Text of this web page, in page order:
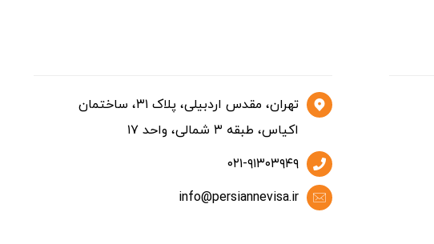
تهران، مقدس اردبیلی، پلاک ۳۱، ساختمان
اکیاس، طبقه ۳ شمالی، واحد ۱۷
۰۲۱-۹۱۳۰۳۹۴۹
info@persiannevisa.ir